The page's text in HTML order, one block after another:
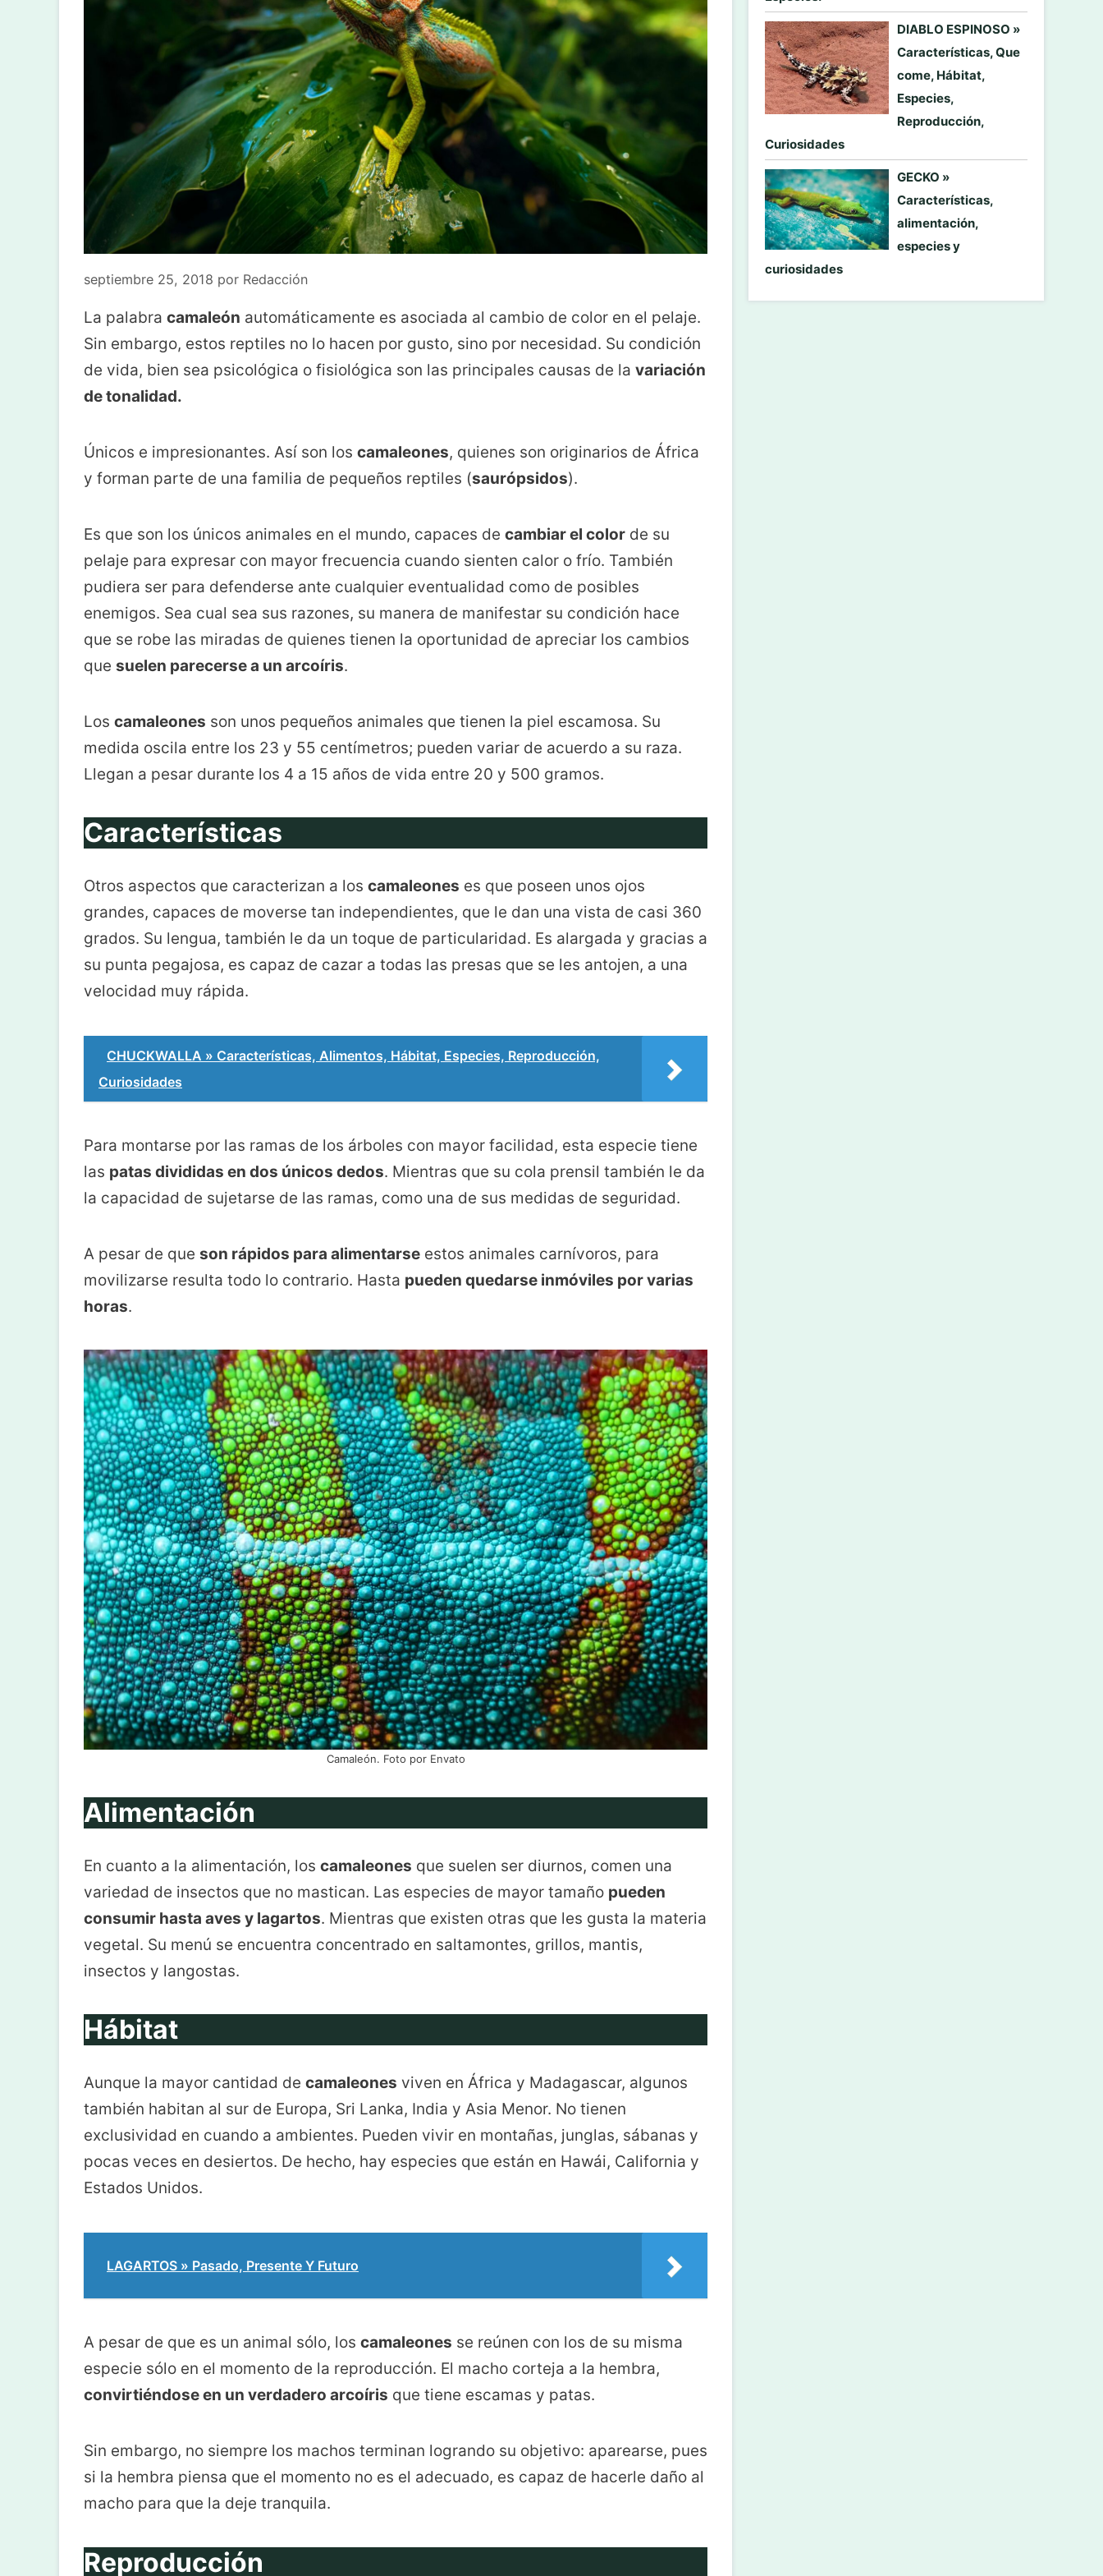
septiembre 25, 2018 por Redacción
La palabra camaleón automáticamente es asociada al cambio de color en el pelaje.
Sin embargo, estos reptiles no lo hacen por gusto, sino por necesidad. Su condición
de vida, bien sea psicológica o fisiológica son las principales causas de la variación
de tonalidad.
Únicos e impresionantes. Así son los camaleones, quienes son originarios de África
y forman parte de una familia de pequeños reptiles (saurópsidos).
Es que son los únicos animales en el mundo, capaces de cambiar el color de su
pelaje para expresar con mayor frecuencia cuando sienten calor o frío. También
pudiera ser para defenderse ante cualquier eventualidad como de posibles
enemigos. Sea cual sea sus razones, su manera de manifestar su condición hace
que se robe las miradas de quienes tienen la oportunidad de apreciar los cambios
que suelen parecerse a un arcoíris.
Los camaleones son unos pequeños animales que tienen la piel escamosa. Su
medida oscila entre los 23 y 55 centímetros; pueden variar de acuerdo a su raza.
Llegan a pesar durante los 4 a 15 años de vida entre 20 y 500 gramos.
Características
Otros aspectos que caracterizan a los camaleones es que poseen unos ojos
grandes, capaces de moverse tan independientes, que le dan una vista de casi 360
grados. Su lengua, también le da un toque de particularidad. Es alargada y gracias a
su punta pegajosa, es capaz de cazar a todas las presas que se les antojen, a una
velocidad muy rápida.
CHUCKWALLA » Características, Alimentos, Hábitat, Especies, Reproducción,
Curiosidades
Para montarse por las ramas de los árboles con mayor facilidad, esta especie tiene
las patas divididas en dos únicos dedos. Mientras que su cola prensil también le da
la capacidad de sujetarse de las ramas, como una de sus medidas de seguridad.
A pesar de que son rápidos para alimentarse estos animales carnívoros, para
movilizarse resulta todo lo contrario. Hasta pueden quedarse inmóviles por varias
horas.
Camaleón. Foto por Envato
Alimentación
En cuanto a la alimentación, los camaleones que suelen ser diurnos, comen una
variedad de insectos que no mastican. Las especies de mayor tamaño pueden
consumir hasta aves y lagartos. Mientras que existen otras que les gusta la materia
vegetal. Su menú se encuentra concentrado en saltamontes, grillos, mantis,
insectos y langostas.
Hábitat
Aunque la mayor cantidad de camaleones viven en África y Madagascar, algunos
también habitan al sur de Europa, Sri Lanka, India y Asia Menor. No tienen
exclusividad en cuando a ambientes. Pueden vivir en montañas, junglas, sábanas y
pocas veces en desiertos. De hecho, hay especies que están en Hawái, California y
Estados Unidos.
LAGARTOS » Pasado, Presente Y Futuro
A pesar de que es un animal sólo, los camaleones se reúnen con los de su misma
especie sólo en el momento de la reproducción. El macho corteja a la hembra,
convirtiéndose en un verdadero arcoíris que tiene escamas y patas.
Sin embargo, no siempre los machos terminan logrando su objetivo: aparearse, pues
si la hembra piensa que el momento no es el adecuado, es capaz de hacerle daño al
macho para que la deje tranquila.
Reproducción
DIABLO ESPINOSO »
Características, Que
come, Hábitat,
Especies,
Reproducción,
Curiosidades
GECKO »
Características,
alimentación,
especies y
curiosidades